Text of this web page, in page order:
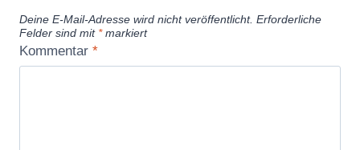
Deine E-Mail-Adresse wird nicht veröffentlicht. Erforderliche
Felder sind mit *markiert
Kommentar *